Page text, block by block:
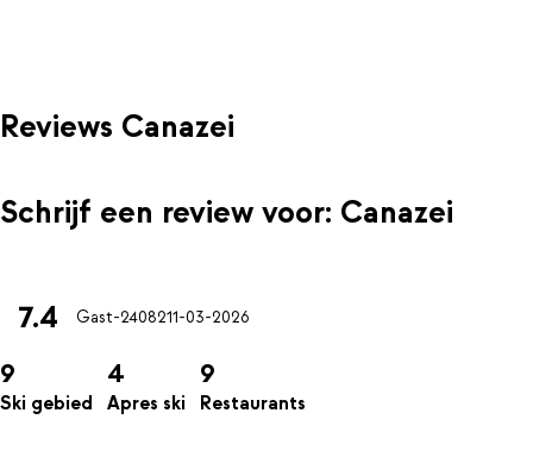
Reviews Canazei
Schrijf een review voor: Canazei
7.4 Gast-2408211-03-2026
9
Ski gebied
4
Apres ski
9
Restaurants